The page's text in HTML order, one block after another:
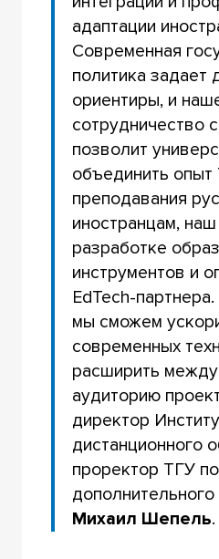
адаптации
Современная
политика задает
ориентиры, и
сотрудничество
позволит
объединить
преподавания
иностранцам,
разработке
инструментов и
EdTech-
мы сможем
современных
расширить
аудиторию
директор
дистанционного
проректор ТГУ
Михаил Шепель.